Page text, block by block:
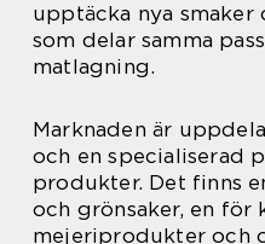
upptäcka nya smaker
som delar samma
matlagning.
Marknaden är
och en specialiserad
produkter. Det finns
och grönsaker, en
mejeriprodukter och